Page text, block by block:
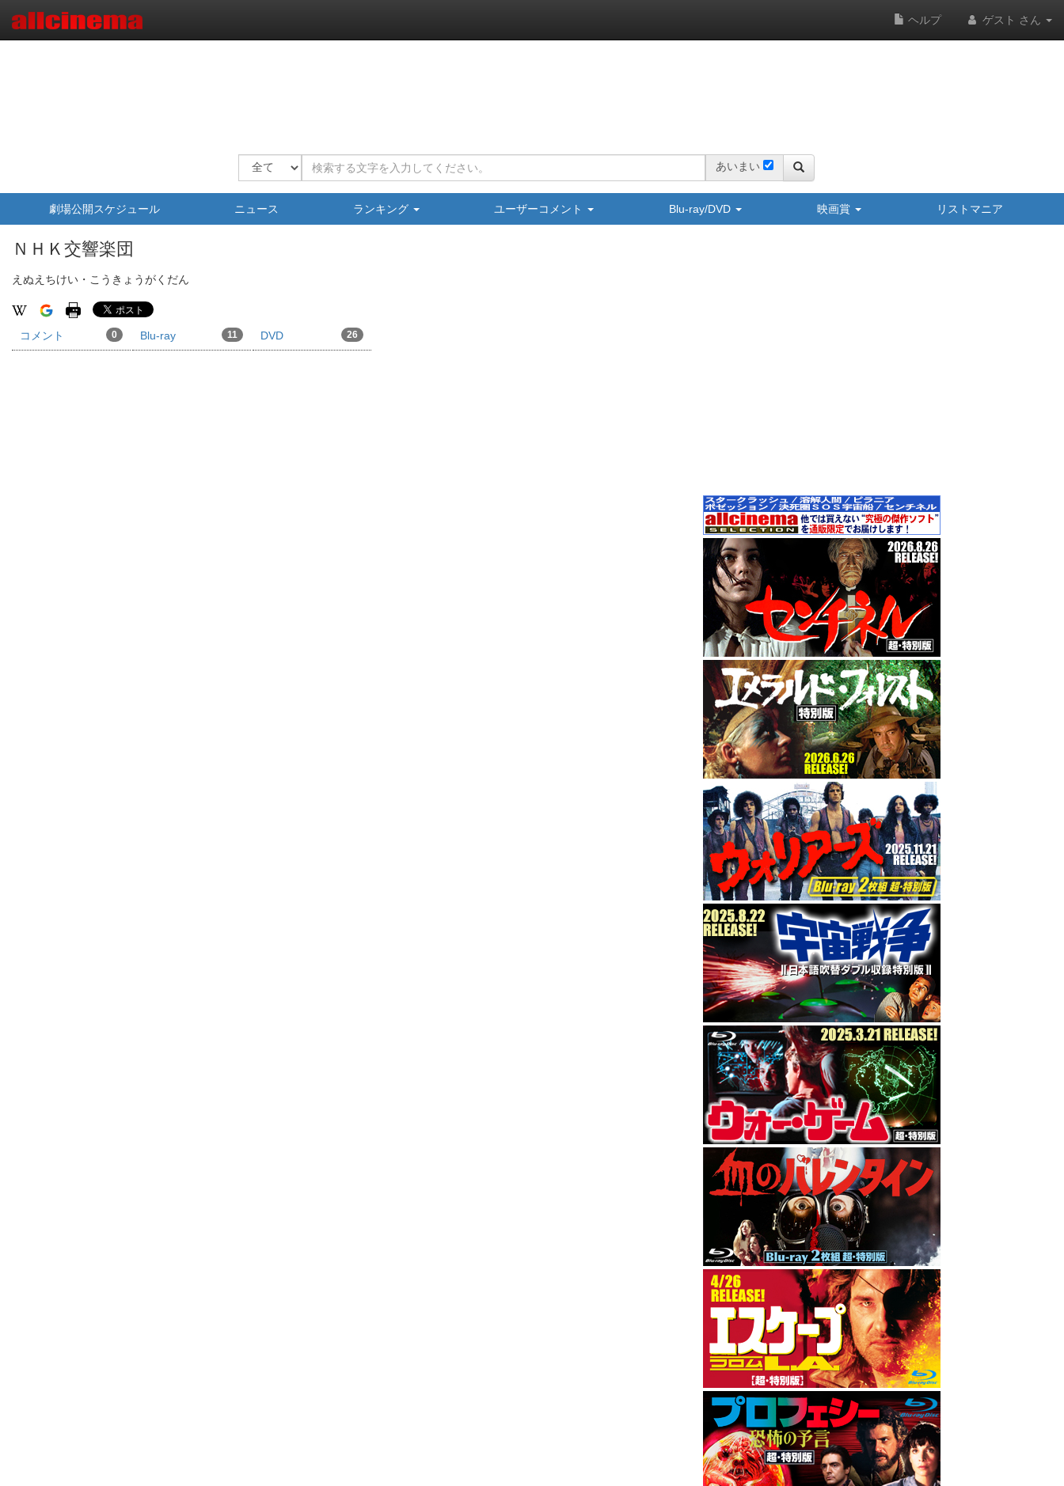
ヘルプ ゲスト さん
あいまい
劇場公開スケジュール ニュース ランキング ユーザーコメント Blu-ray/DVD 映画賞 リストマニア
ＮＨＫ交響楽団
えぬえちけい・こうきょうがくだん
コメント 0 Blu-ray 11 DVD 26